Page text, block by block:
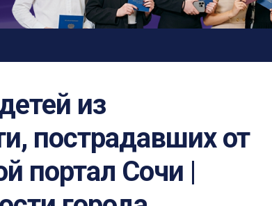
из
пострадавших от
портал Сочи |